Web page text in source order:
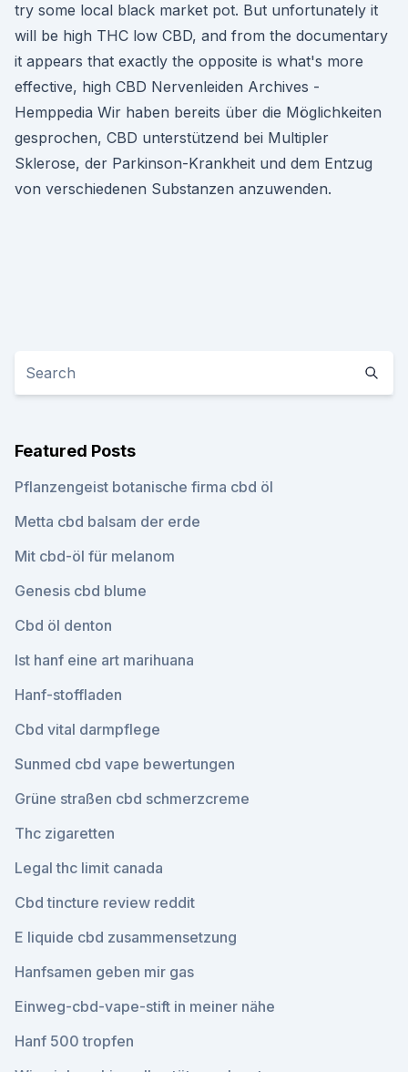
try some local black market pot. But unfortunately it
will be high THC low CBD, and from the documentary
it appears that exactly the opposite is what's more
effective, high CBD Nervenleiden Archives -
Hemppedia Wir haben bereits über die Möglichkeiten
gesprochen, CBD unterstützend bei Multipler
Sklerose, der Parkinson-Krankheit und dem Entzug
von verschiedenen Substanzen anzuwenden.
Featured Posts
Pflanzengeist botanische firma cbd öl
Metta cbd balsam der erde
Mit cbd-öl für melanom
Genesis cbd blume
Cbd öl denton
Ist hanf eine art marihuana
Hanf-stoffladen
Cbd vital darmpflege
Sunmed cbd vape bewertungen
Grüne straßen cbd schmerzcreme
Thc zigaretten
Legal thc limit canada
Cbd tincture review reddit
E liquide cbd zusammensetzung
Hanfsamen geben mir gas
Einweg-cbd-vape-stift in meiner nähe
Hanf 500 tropfen